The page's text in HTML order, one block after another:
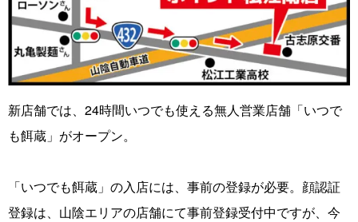
新店舗では、24時間いつでも使える無人営業店舗「いつで
も餌蔵」がオープン。
「いつでも餌蔵」の入店には、事前の登録が必要。顔認証
登録は、山陰エリアの店舗にて事前登録受付中ですが、今